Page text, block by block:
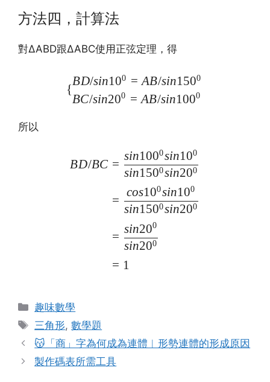
方法四，計算法
對∆ABD跟∆ABC使用正弦定理，得
\begin{cases}BD/
{
BD/sin100 = AB/sin1500
BC/sin200 = AB/sin1000
所以
\begin{split}BD/
BD/BC =
sin1500sin200
sin1000sin100
=
sin1500sin200
cos100sin100
=
sin200
sin200
= 1
Categories
趣味數學
Tags
三角形,數學題
😽「商」字為何成為連體︱形勢連體的形成原因
製作碼表所需工具